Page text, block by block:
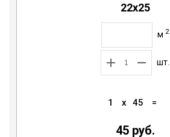
22х25
м 2
шт.
1 x 45 =
45 руб.